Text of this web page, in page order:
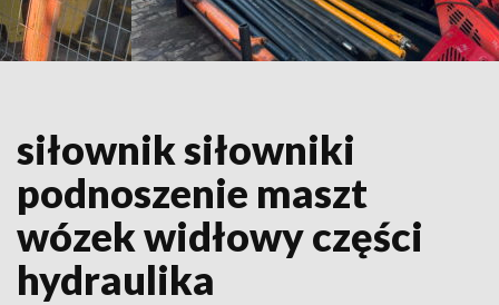
siłownik siłowniki
podnoszenie maszt
wózek widłowy części
hydraulika